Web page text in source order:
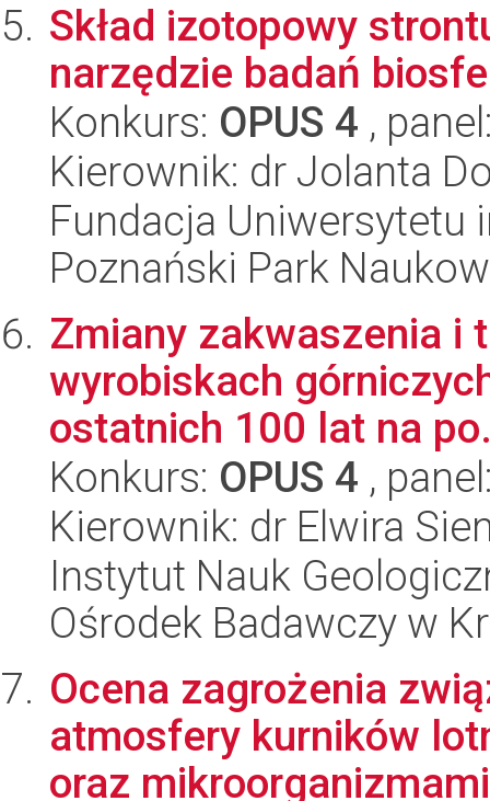
Skład izotopowy
narzędzie badań
Konkurs: OPUS 4 ,
Kierownik: dr Jolanta
Fundacja Uniwersytetu
Poznański Park
Zmiany zakwaszenia i
wyrobiskach
ostatnich 100 lat na
Konkurs: OPUS 4 ,
Kierownik: dr Elwira
Instytut Nauk
Ośrodek Badawczy w
Ocena zagrożenia
atmosfery kurników
oraz